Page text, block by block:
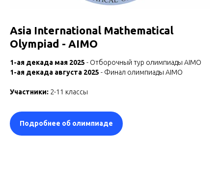
Asia International Mathematical
Olympiad - AIMO
1-ая декада мая 2025 - Отборочный тур олимпиады AIMO
1-ая декада августа 2025 - Финал олимпиады AIMO
Участники: 2-11 классы
Подробнее об олимпиаде